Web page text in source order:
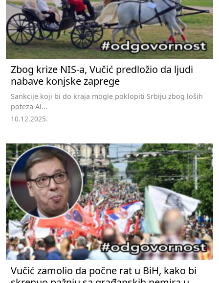
Zbog krize NIS-a, Vučić predložio da ljudi
nabave konjske zaprege
Sankcije koji bi do kraja mogle poklopiti Srbiju zbog loših
poteza Al...
10.12.2025.
Vučić zamolio da počne rat u BiH, kako bi